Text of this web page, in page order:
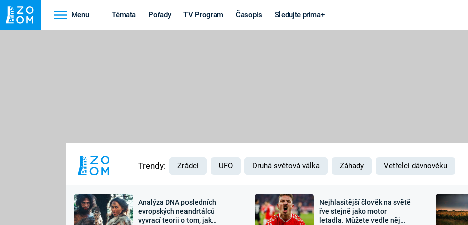
Menu Témata Pořady TV Program Časopis Sledujte prima+
MARS
Výročí
Záhady a
Zajímavosti
Trendy: Zrádci UFO Druhá světová válka Záhady Vetřelci dávnověku
Analýza DNA posledních
evropských neandrtálců
vyvrací teorii o tom, jak
Nejhlasitější člověk na světě
řve stejně jako motor
letadla. Můžete vedle něj